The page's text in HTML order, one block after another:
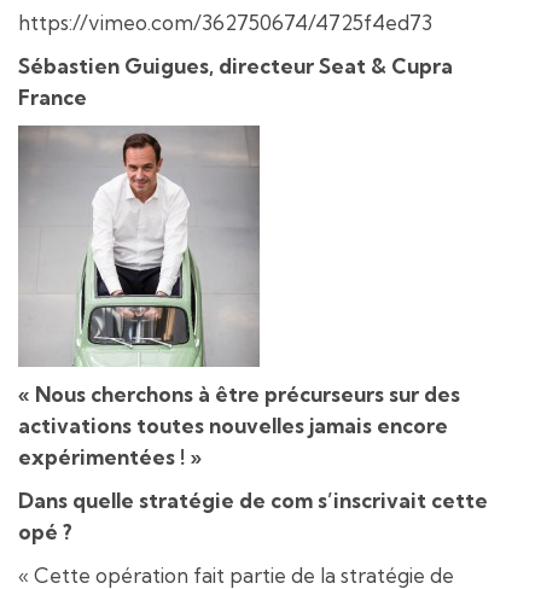
https://vimeo.com/362750674/4725f4ed73
Sébastien Guigues, directeur Seat & Cupra
France
« Nous cherchons à être précurseurs sur des
activations toutes nouvelles jamais encore
expérimentées ! »
Dans quelle stratégie de com s’inscrivait cette
opé ?
« Cette opération fait partie de la stratégie de